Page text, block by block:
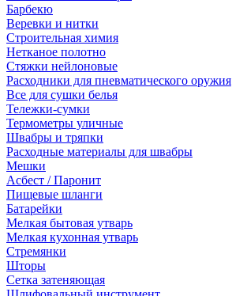
Барбекю
Веревки и нитки
Строительная химия
Нетканое полотно
Стяжки нейлоновые
Расходники для пневматического оружия
Все для сушки белья
Тележки-сумки
Термометры уличные
Швабры и тряпки
Расходные материалы для швабры
Мешки
Асбест / Паронит
Пищевые шланги
Батарейки
Мелкая бытовая утварь
Мелкая кухонная утварь
Стремянки
Шторы
Сетка затеняющая